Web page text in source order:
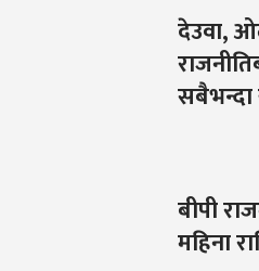
देउवा,
बीपी
महिना